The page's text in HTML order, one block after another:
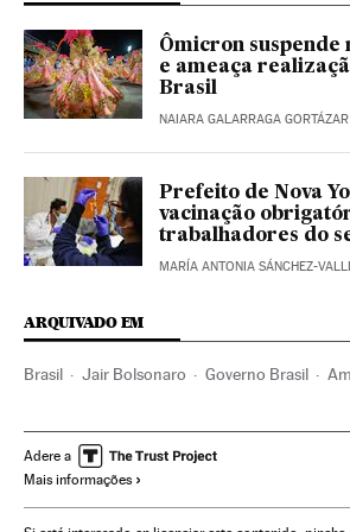
Ômicron suspende
e ameaça
Brasil
NAIARA GALARRAGA GORTÁZAR
Prefeito de Nova
vacinação
trabalhadores do
MARÍA ANTONIA SÁNCHEZ-
ARQUIVADO EM
Brasil Jair Bolsonaro Governo Brasil
Pandemia Marcelo Queiroga
Adere a
Mais informações